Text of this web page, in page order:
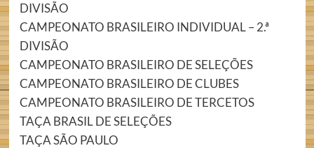
DIVISÃO
CAMPEONATO BRASILEIRO INDIVIDUAL – 2.ª
DIVISÃO
CAMPEONATO BRASILEIRO DE SELEÇÕES
CAMPEONATO BRASILEIRO DE CLUBES
CAMPEONATO BRASILEIRO DE TERCETOS
TAÇA BRASIL DE SELEÇÕES
TAÇA SÃO PAULO